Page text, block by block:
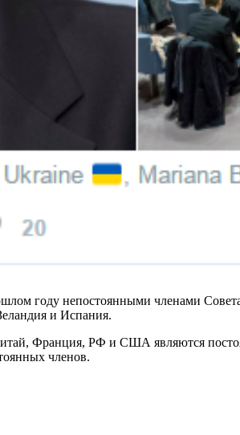
году непостоянными членами
и Испания.
Франция, РФ и США являются
членов.